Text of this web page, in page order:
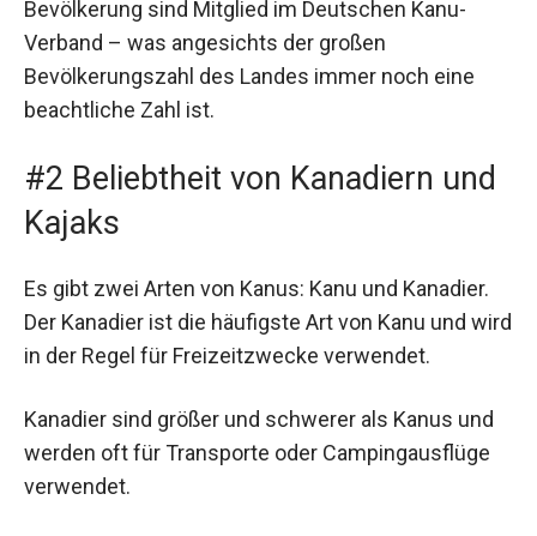
Bevölkerung sind Mitglied im Deutschen Kanu-
Verband – was angesichts der großen
Bevölkerungszahl des Landes immer noch eine
beachtliche Zahl ist.
#2 Beliebtheit von Kanadiern und
Kajaks
Es gibt zwei Arten von Kanus: Kanu und Kanadier.
Der Kanadier ist die häufigste Art von Kanu und wird
in der Regel für Freizeitzwecke verwendet.
Kanadier sind größer und schwerer als Kanus und
werden oft für Transporte oder Campingausflüge
verwendet.